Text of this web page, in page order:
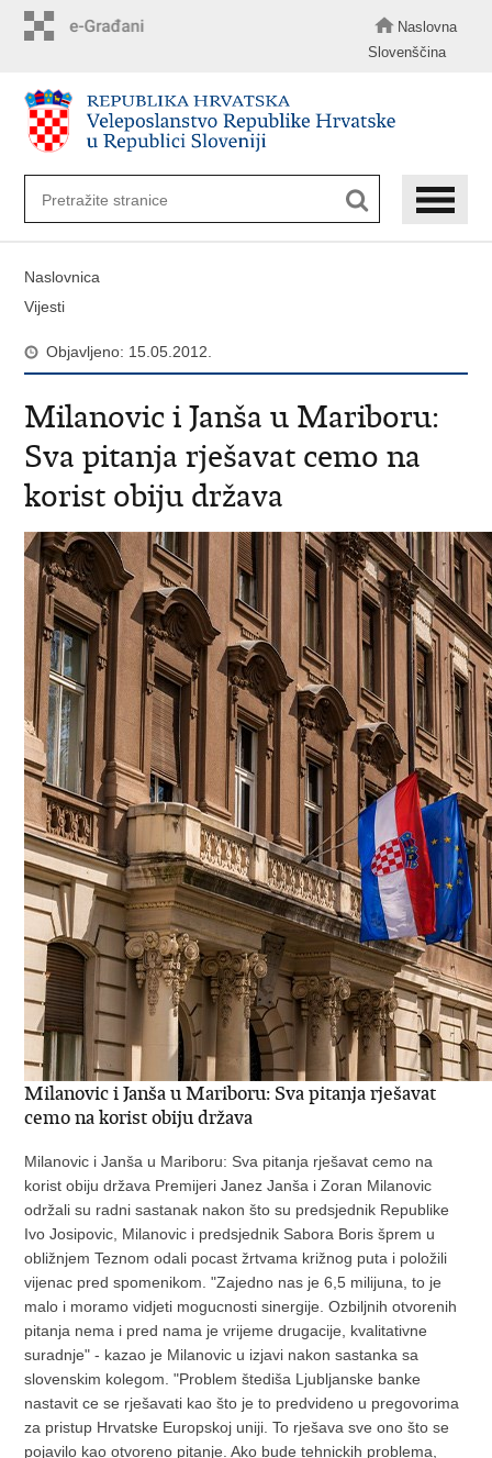
Naslovna
Slovenščina
Naslovnica
Vijesti
Objavljeno: 15.05.2012.
Milanovic i Janša u Mariboru:
Sva pitanja rješavat cemo na
korist obiju država
Milanovic i Janša u Mariboru: Sva pitanja rješavat
cemo na korist obiju država
Milanovic i Janša u Mariboru: Sva pitanja rješavat cemo na
korist obiju država Premijeri Janez Janša i Zoran Milanovic
održali su radni sastanak nakon što su predsjednik Republike
Ivo Josipovic, Milanovic i predsjednik Sabora Boris šprem u
obližnjem Teznom odali pocast žrtvama križnog puta i položili
vijenac pred spomenikom. "Zajedno nas je 6,5 milijuna, to je
malo i moramo vidjeti mogucnosti sinergije. Ozbiljnih otvorenih
pitanja nema i pred nama je vrijeme drugacije, kvalitativne
suradnje" - kazao je Milanovic u izjavi nakon sastanka sa
slovenskim kolegom. "Problem štediša Ljubljanske banke
nastavit ce se rješavati kao što je to predvideno u pregovorima
za pristup Hrvatske Europskoj uniji. To rješava sve ono što se
pojavilo kao otvoreno pitanje. Ako bude tehnickih problema,